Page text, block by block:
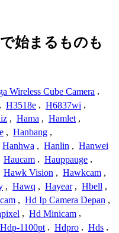
始まるものも
Wireless Cube Camera ,
, H3518e , H6837wi ,
, Hama , Hamlet ,
, Hanbang ,
Hanhwa , Hanlin , Hanwei
Haucam , Hauppauge ,
Hawk Vision , Hawkcam ,
, Hawq , Hayear , Hbell ,
, Hd Ip Camera Depan ,
, Hd Minicam ,
Hdp-1100pt , Hdpro , Hds ,